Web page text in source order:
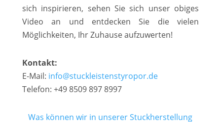
sich inspirieren, sehen Sie sich unser obiges
Video an und entdecken Sie die vielen
Möglichkeiten, Ihr Zuhause aufzuwerten!
Kontakt:
E-Mail: info@stuckleistenstyropor.de
Telefon: +49 8509 897 8997
Was können wir in unserer Stuckherstellung